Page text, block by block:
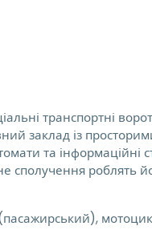
транспортні
заклад із
та інформаційні
сполучення роблять